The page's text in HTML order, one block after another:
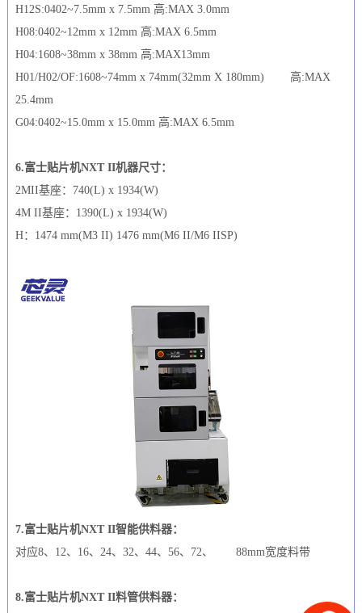
H12S:0402~7.5mm x 7.5mm 高:MAX 3.0mm
H08:0402~12mm x 12mm 高:MAX 6.5mm
H04:1608~38mm x 38mm 高:MAX13mm
H01/H02/OF:1608~74mm x 74mm(32mm X 180mm) 高:MAX
25.4mm
G04:0402~15.0mm x 15.0mm 高:MAX 6.5mm
6.富士贴片机NXT II机器尺寸：
2MII基座：740(L) x 1934(W)
4M II基座：1390(L) x 1934(W)
H：1474 mm(M3 II) 1476 mm(M6 II/M6 IISP)
7.富士贴片机NXT II智能供料器：
对应8、12、16、24、32、44、56、72、 88mm宽度料带
8.富士贴片机NXT II料管供料器：